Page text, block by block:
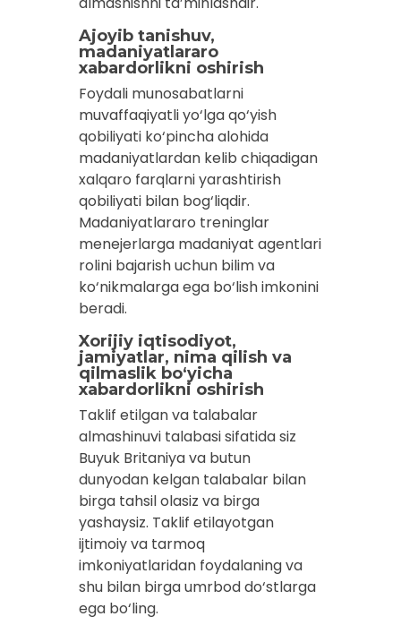
Ajoyib tanishuv,
madaniyatlararo
xabardorlikni oshirish
Foydali munosabatlarni
muvaffaqiyatli yo‘lga qo‘yish
qobiliyati ko‘pincha alohida
madaniyatlardan kelib chiqadigan
xalqaro farqlarni yarashtirish
qobiliyati bilan bog‘liqdir.
Madaniyatlararo treninglar
menejerlarga madaniyat agentlari
rolini bajarish uchun bilim va
ko‘nikmalarga ega bo‘lish imkonini
beradi.
Xorijiy iqtisodiyot,
jamiyatlar, nima qilish va
qilmaslik bo‘yicha
xabardorlikni oshirish
Taklif etilgan va talabalar
almashinuvi talabasi sifatida siz
Buyuk Britaniya va butun
dunyodan kelgan talabalar bilan
birga tahsil olasiz va birga
yashaysiz. Taklif etilayotgan
ijtimoiy va tarmoq
imkoniyatlaridan foydalaning va
shu bilan birga umrbod do‘stlarga
ega bo‘ling.